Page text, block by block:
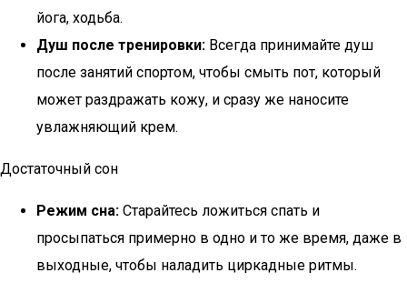
йога, ходьба.
Душ после тренировки: Всегда принимайте душ
после занятий спортом, чтобы смыть пот, который
может раздражать кожу, и сразу же наносите
увлажняющий крем.
Достаточный сон
Режим сна: Старайтесь ложиться спать и
просыпаться примерно в одно и то же время, даже в
выходные, чтобы наладить циркадные ритмы.